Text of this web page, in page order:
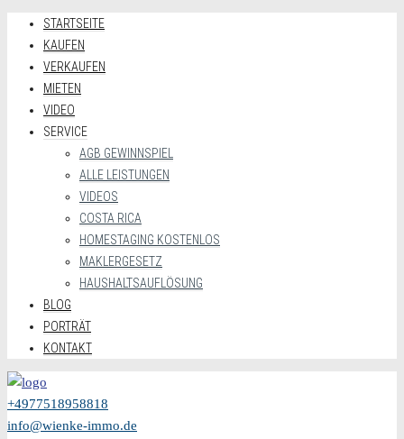
STARTSEITE
KAUFEN
VERKAUFEN
MIETEN
VIDEO
SERVICE
AGB GEWINNSPIEL
ALLE LEISTUNGEN
VIDEOS
COSTA RICA
HOMESTAGING KOSTENLOS
MAKLERGESETZ
HAUSHALTSAUFLÖSUNG
BLOG
PORTRÄT
KONTAKT
+4977518958818
info@wienke-immo.de